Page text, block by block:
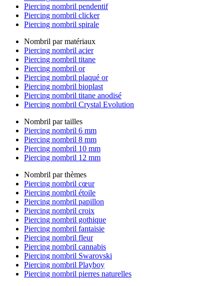
Piercing nombril pendentif
Piercing nombril clicker
Piercing nombril spirale
Nombril par matériaux
Piercing nombril acier
Piercing nombril titane
Piercing nombril or
Piercing nombril plaqué or
Piercing nombril bioplast
Piercing nombril titane anodisé
Piercing nombril Crystal Evolution
Nombril par tailles
Piercing nombril 6 mm
Piercing nombril 8 mm
Piercing nombril 10 mm
Piercing nombril 12 mm
Nombril par thèmes
Piercing nombril cœur
Piercing nombril étoile
Piercing nombril papillon
Piercing nombril croix
Piercing nombril gothique
Piercing nombril fantaisie
Piercing nombril fleur
Piercing nombril cannabis
Piercing nombril Swarovski
Piercing nombril Playboy
Piercing nombril pierres naturelles